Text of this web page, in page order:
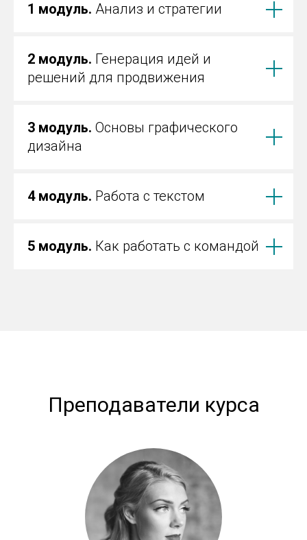
1 модуль. Анализ и стратегии
2 модуль. Генерация идей и
решений для продвижения
3 модуль. Основы графического
дизайна
4 модуль. Работа с текстом
5 модуль. Как работать с командой
Преподаватели курса